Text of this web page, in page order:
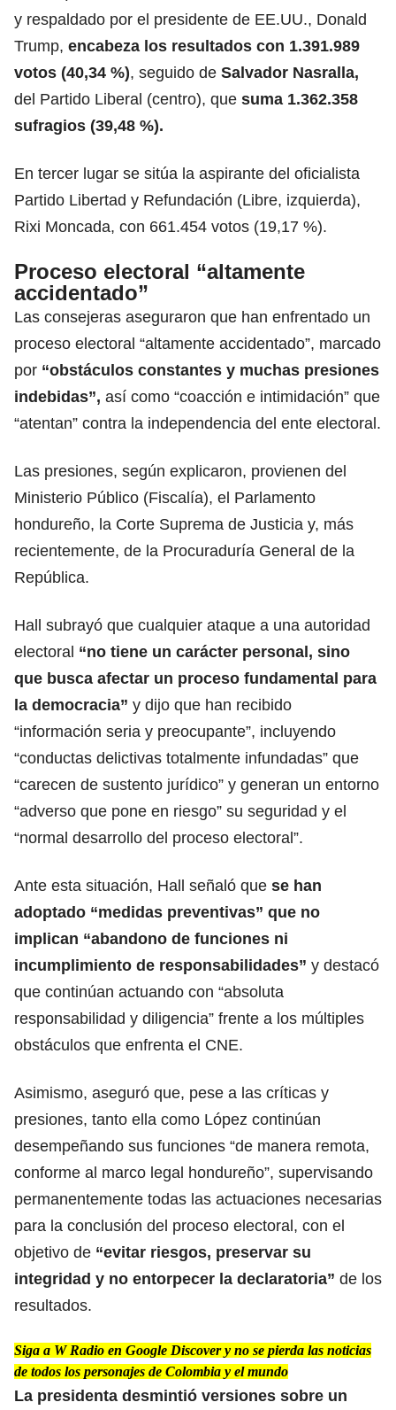
y respaldado por el presidente de EE.UU., Donald
Trump, encabeza los resultados con 1.391.989
votos (40,34 %), seguido de Salvador Nasralla,
del Partido Liberal (centro), que suma 1.362.358
sufragios (39,48 %).
En tercer lugar se sitúa la aspirante del oficialista
Partido Libertad y Refundación (Libre, izquierda),
Rixi Moncada, con 661.454 votos (19,17 %).
Proceso electoral “altamente
accidentado”
Las consejeras aseguraron que han enfrentado un
proceso electoral “altamente accidentado”, marcado
por “obstáculos constantes y muchas presiones
indebidas”, así como “coacción e intimidación” que
“atentan” contra la independencia del ente electoral.
Las presiones, según explicaron, provienen del
Ministerio Público (Fiscalía), el Parlamento
hondureño, la Corte Suprema de Justicia y, más
recientemente, de la Procuraduría General de la
República.
Hall subrayó que cualquier ataque a una autoridad
electoral “no tiene un carácter personal, sino
que busca afectar un proceso fundamental para
la democracia” y dijo que han recibido
“información seria y preocupante”, incluyendo
“conductas delictivas totalmente infundadas” que
“carecen de sustento jurídico” y generan un entorno
“adverso que pone en riesgo” su seguridad y el
“normal desarrollo del proceso electoral”.
Ante esta situación, Hall señaló que se han
adoptado “medidas preventivas” que no
implican “abandono de funciones ni
incumplimiento de responsabilidades” y destacó
que continúan actuando con “absoluta
responsabilidad y diligencia” frente a los múltiples
obstáculos que enfrenta el CNE.
Asimismo, aseguró que, pese a las críticas y
presiones, tanto ella como López continúan
desempeñando sus funciones “de manera remota,
conforme al marco legal hondureño”, supervisando
permanentemente todas las actuaciones necesarias
para la conclusión del proceso electoral, con el
objetivo de “evitar riesgos, preservar su
integridad y no entorpecer la declaratoria” de los
resultados.
Siga a W Radio en Google Discover y no se pierda las noticias
de todos los personajes de Colombia y el mundo
La presidenta desmintió versiones sobre un